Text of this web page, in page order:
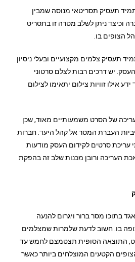
תעסיק תסריטאי מנוסה שמבין
וכיצד ניתן לשלב מטרה זו בתסריט
הצופים בו.
תעסיק צלמים מקצועיים ובעלי ניסיון
יש דרכים רבות לצלם סרטוני
אילו זוויות צילום יתאימו לצילום
של הסרט משמעותיים מאוד, שכן
העברת המסר אל קהל היעד. חברות
עריכת סרטים לקידום העסק מודעות
העריכה ורובן מכנות שלב זה בהפקת
בתוכו מסר ברור ויגרום להנעה
בו. חשוב לדעת שלמרות שמצלמים
התוצאה הסופית תצטמצם לחמש עד
הקטעים המוצלחים ביותר כאשר